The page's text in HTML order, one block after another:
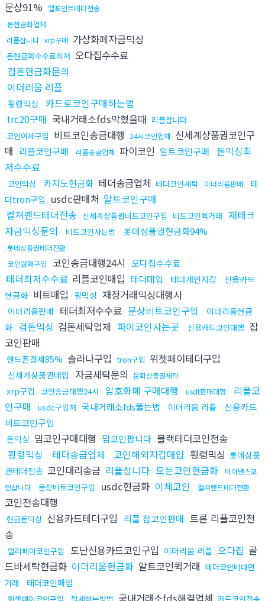
문상91%
엘포인트테더전송
돈현금화업체
리플삽니다 xrp구매 가상화폐자금믹싱
돈현금화수수료최저 오다집수수료
검돈현금화문의
이더리움 리플
횡령믹싱
카드로코인구매하는법
trc20구매 국내거래소fds막혔을때 리플삽니다
코인이체구입 비트코인송금대행 24시코인업체 신세계상품권코인구
매 리플코인구매 리플송금업체 파이코인 알트코인구매
돈믹싱최
저수수료
코인믹싱 카지노현금화 테더송금업체 테더코인세탁 이더리움판매
테
더tron구입 usdc판매처 알트코인구매
컬쳐랜드테더전송 신세계상품권비트코인구입 비트코인퀵거래 재테크
자금믹싱문의
비트코인사는법 롯데상품권현금화94%
롯데상품권테더전환
코인원화구입
코인송금대행24시 오다집수수료
테더최저수수료 리플코인매입 테더매입 테더개인지갑
신용카드
현금화 비트매입 핑믹싱 재정거래믹싱대행사
이더리움판매 테더최저수수료 문상비트코인구입
이더리움현금
화 검돈믹싱 검돈세탁업체 파이코인사는곳 신용카드코인대행 잡
코인판매
핸드폰결제85% 솔라나구입 tron구입 위쳇페이테더구입
신세계상품권매입 자금세탁문의 문화상품권세탁
xrp구입 코인송금대행24시 암호화폐 구매대행 usdt판매대행
리플코
인구매
usdc구입처 국내거래소fds뚫는법 이더리움 리플
신용카드
비트코인구입
돈믹싱 밈코인구매대행 밈코인팝니다 블랙테더코인전송
횡령믹싱
테더송금업체 코인해외지갑매입 횡령믹싱 롯데상품
권테더전송 코인대리송금 리플삽니다 모든코인현금화
바이낸스코
인삽니다
문상비트코인구입 usdc현금화 이체코인 컬쳐랜드테더전환
코인전송대행
현금돈믹싱 신용카드테더구입 리플 잡코인판매 트론 리플코인전
송
알리페이코인구입 도난신용카드코인구입 이더리움 리플 오다집 골
드바세탁현금화 이더리움현금화 알트코인퀵거래 테더코인비대면
거래
테더코인매입
국내거래소fds해결업체